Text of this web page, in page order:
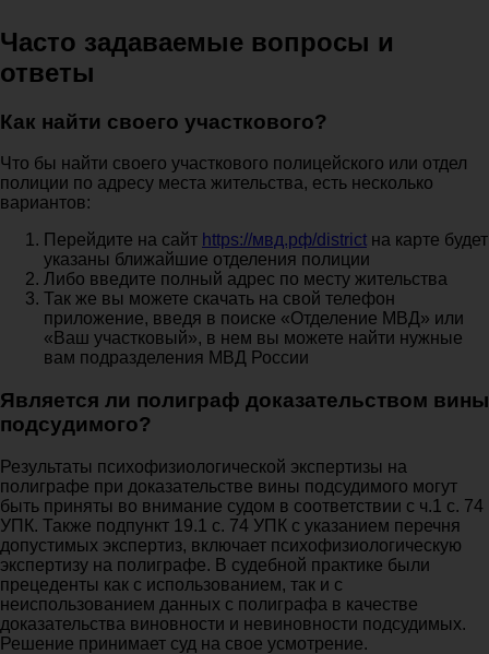
Часто задаваемые вопросы и
ответы
Как найти своего участкового?
Что бы найти своего участкового полицейского или отдел
полиции по адресу места жительства, есть несколько
вариантов:
Перейдите на сайт https://мвд.рф/district на карте будет
указаны ближайшие отделения полиции
Либо введите полный адрес по месту жительства
Так же вы можете скачать на свой телефон
приложение, введя в поиске «Отделение МВД» или
«Ваш участковый», в нем вы можете найти нужные
вам подразделения МВД России
Является ли полиграф доказательством вины
подсудимого?
Результаты психофизиологической экспертизы на
полиграфе при доказательстве вины подсудимого могут
быть приняты во внимание судом в соответствии с ч.1 с. 74
УПК. Также подпункт 19.1 с. 74 УПК с указанием перечня
допустимых экспертиз, включает психофизиологическую
экспертизу на полиграфе. В судебной практике были
прецеденты как с использованием, так и с
неиспользованием данных с полиграфа в качестве
доказательства виновности и невиновности подсудимых.
Решение принимает суд на свое усмотрение.